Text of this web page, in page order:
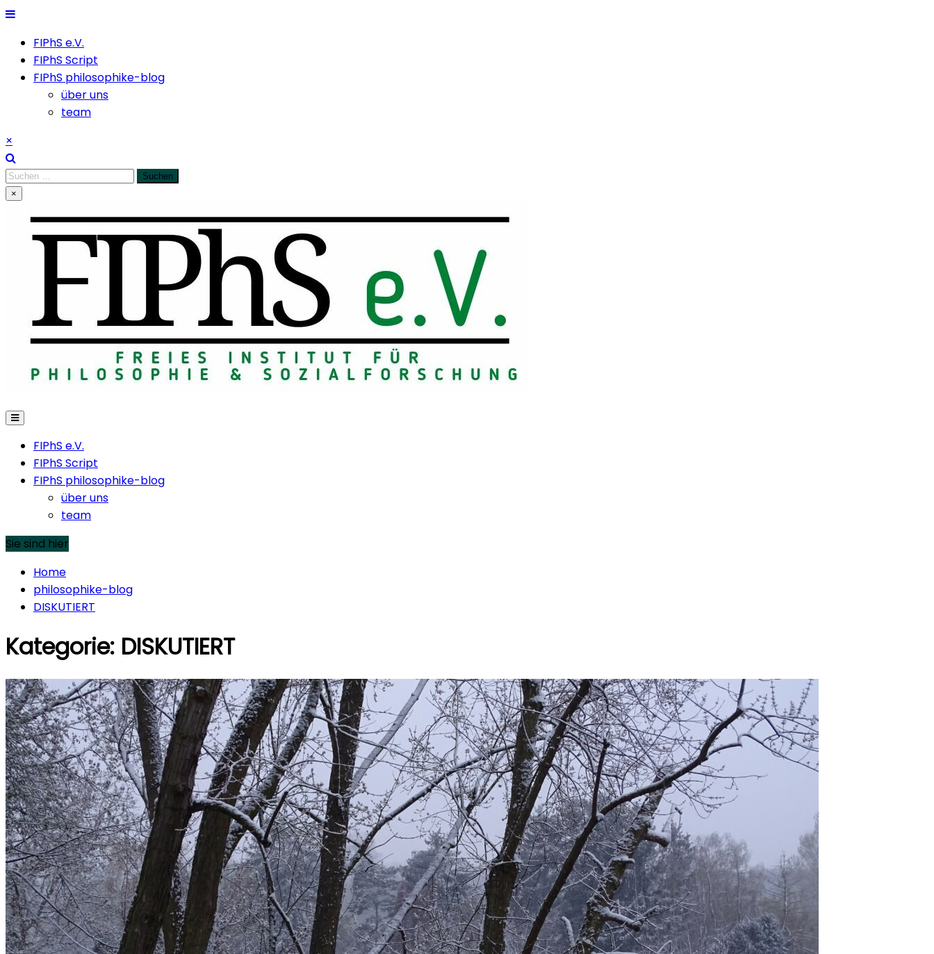
Skip
contentFIPhS e.V.
FIPhS Script
FIPhS philosophike-blog
über uns
team
×
Suchen
nach:
×
FIPhS e.V.
FIPhS Script
FIPhS philosophike-blog
über uns
team
Sie sind hier
Home
philosophike-blog
DISKUTIERT
Kategorie: DISKUTIERT